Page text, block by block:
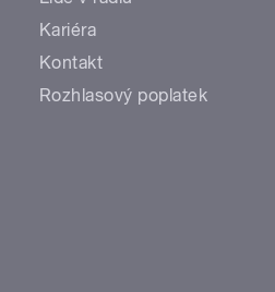
Kariéra
Kontakt
Rozhlasový poplatek